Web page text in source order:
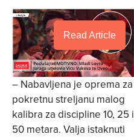
Read Article
– Nabavljena je oprema za
pokretnu streljanu malog
kalibra za discipline 10, 25 i
50 metara. Valja istaknuti